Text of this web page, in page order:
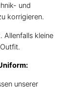
und
korrigieren.
Allenfalls kleine
unserer